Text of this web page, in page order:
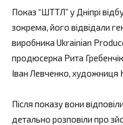
Показ “ШТТЛ” у Дніпрі
зокрема, його відвідали
виробника Ukrainian
продюсерка Рита
Іван Левченко, художниця
Після показу вони
детально розповіли про